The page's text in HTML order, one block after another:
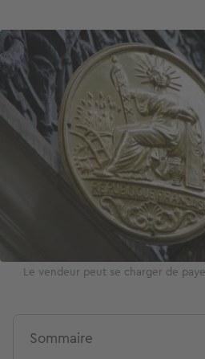
Image
Le vendeur peut se charger de
Sommaire